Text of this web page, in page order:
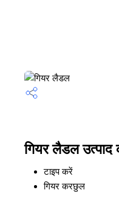
गियर लैडल उत्पाद
टाइप करें
गियर करछुल